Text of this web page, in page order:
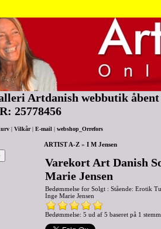
Artdanish webbutik
25778456
Vilkår| E-mail webshop_Orrefors
ARTIST A-Z » I M Jensen
Varekort Art Danish
Marie Jensen
Bedømmelse for Solgt : Stående: Erotik
Inge Marie Jensen
Bedømmelse: 5 ud af 5 baseret på 1